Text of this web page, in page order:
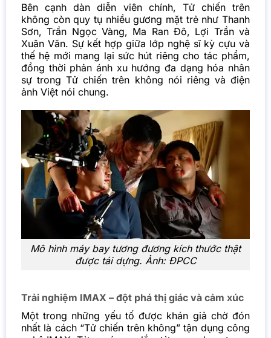
Bên cạnh dàn diễn viên chính, Tử chiến trên
không còn quy tụ nhiều gương mặt trẻ như Thanh
Sơn, Trần Ngọc Vàng, Ma Ran Đô, Lợi Trần và
Xuân Văn. Sự kết hợp giữa lớp nghệ sĩ kỳ cựu và
thế hệ mới mang lại sức hút riêng cho tác phẩm,
đồng thời phản ánh xu hướng đa dạng hóa nhân
sự trong Tử chiến trên không nói riêng và điện
ảnh Việt nói chung.
Mô hình máy bay tương đương kích thước thật
được tái dựng. Ảnh: ĐPCC
Trải nghiệm IMAX – đột phá thị giác và cảm xúc
Một trong những yếu tố được khán giả chờ đón
nhất là cách “Tử chiến trên không” tận dụng công